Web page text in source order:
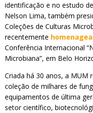
identificação e no estudo
Nelson Lima, também
Coleções de Culturas
recentemente
Conferência Internacional
Microbiana”, em Belo
Criada há 30 anos, a MUM
coleção de milhares de
equipamentos de última
setor científico,